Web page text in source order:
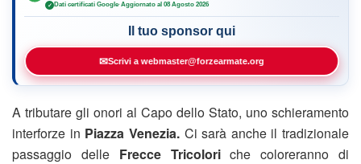
✓ Dati certificati Google·Aggiornato al 08 Agosto 2026
Il tuo sponsor qui
✉Scrivi a webmaster@forzearmate.org
A tributare gli onori al Capo dello Stato, uno schieramento
interforze in Piazza Venezia.Ci sarà anche il tradizionale
passaggio delle Frecce Tricoloriche coloreranno di